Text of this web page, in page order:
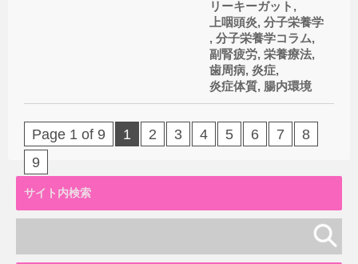
リーキーガット ,
上咽頭炎, 分子栄養学
, 分子栄養学コラム,
副腎疲労, 栄養療法,
歯周病, 炎症,
炎症体質, 腸内環境
Page 1 of 9 1 2 3 4 5 6 7
8
9
サイト内検索